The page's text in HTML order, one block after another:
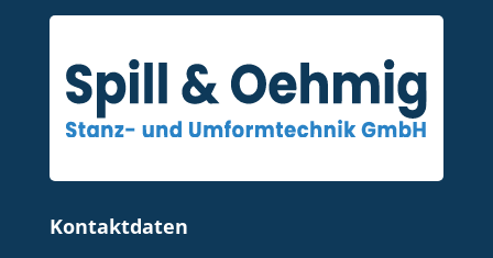
Kontaktdaten